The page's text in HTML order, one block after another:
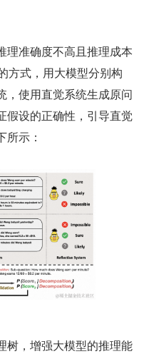
理准确度不高且推理成本
方式，用大模型分别构
，使用直觉系统生成原问
假设的正确性，引导直觉
示：
树，增强大模型的推理能